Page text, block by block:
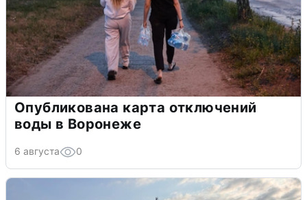
Опубликована карта отключений
воды в Воронеже
6 августа 0